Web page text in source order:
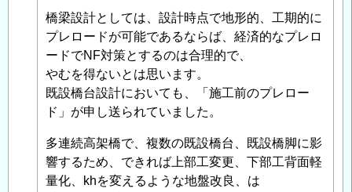
設
橋
支
持
杭
ネ
ガ
テ
橋梁設計としては、設計時点で地形的、工期的に
プレロードが可能であるならば、経済的なプレロ
ードでNF対策とするのは合理的で、
やむを得ないとは思います。
既設橋台設計においても、「施工前のプレロー
ド」が申し送られていました。
多連続高架橋で、複数の既設橋台、既設橋脚に影
響するため、できれば上部工変更、下部工背面軽
量化、khを変えるような地盤改良、は